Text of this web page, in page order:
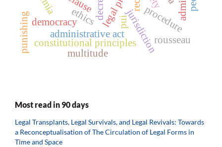
ethics jurisdiction
decree
administrative act procedure
democracy
constitutional principles
multitude
rousseau
punishing pui
Most read in 90 days
Legal Transplants, Legal Survivals, and Legal Revivals: Towards
a Reconceptualisation of The Circulation of Legal Forms in
Time and Space